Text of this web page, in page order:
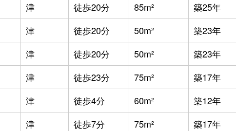
津 徒歩20分 85m² 築25年
津 徒歩20分 50m² 築23年
津 徒歩20分 50m² 築23年
津 徒歩23分 75m² 築17年
津 徒歩4分 60m² 築12年
津 徒歩7分 75m² 築17年